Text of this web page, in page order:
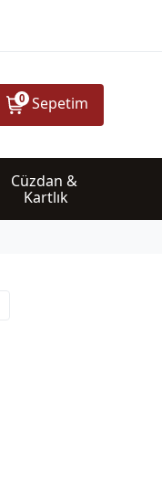
0 Sepetim
Cüzdan &
Kartlık